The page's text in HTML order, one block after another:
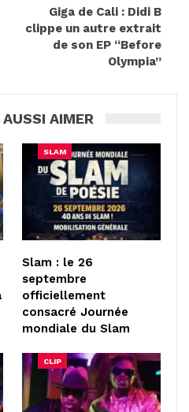
Giga de Cali : Didi B
clippe un autre extrait
de son EP “Before
Olympia”
AIMER
SLAM
Slam : le 26
septembre
officiellement
consacré Journée
mondiale du Slam
CLIP